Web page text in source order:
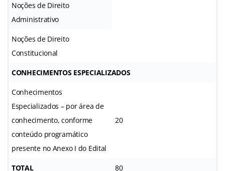
Noções de Direito
Administrativo
Noções de Direito
Constitucional
CONHECIMENTOS ESPECIALIZADOS
Conhecimentos
Especializados – por área de
conhecimento, conforme
conteúdo programático
presente no Anexo I do Edital
20
TOTAL 80